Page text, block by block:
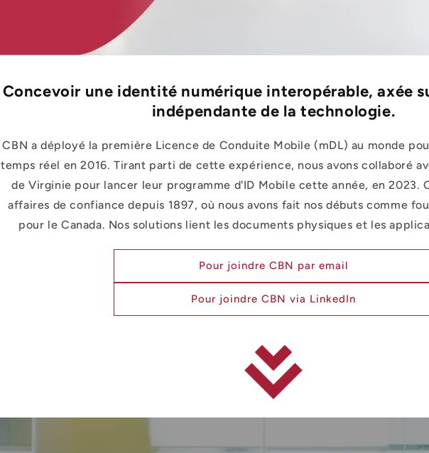
Concevoir une identité numérique interopérable, axée
indépendante de la technologie.
CBN a déployé la première Licence de Conduite Mobile (mDL) au monde
temps réel en 2016. Tirant parti de cette expérience, nous avons collaboré
de Virginie pour lancer leur programme d'ID Mobile cette année, en 2023.
affaires de confiance depuis 1897, où nous avons fait nos débuts comme
pour le Canada. Nos solutions lient les documents physiques et les
Pour joindre CBN par email
Pour joindre CBN via LinkedIn